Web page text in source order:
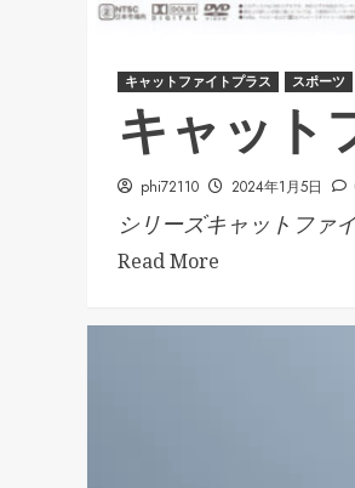
キャットファイトプラス スポーツ
キャット
phi72110 2024年1月5日
シリーズキャットファ
Read More